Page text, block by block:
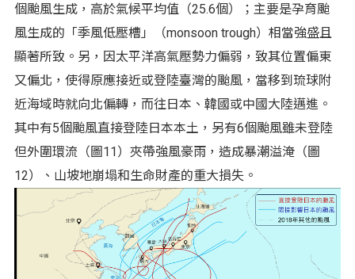
個颱風生成，高於氣候平均值（25.6個）；主要是孕育颱
風生成的「季風低壓槽」（monsoon trough）相當強盛且
顯著所致。另，因太平洋高氣壓勢力偏弱，致其位置偏東
又偏北，使得原應接近或登陸臺灣的颱風，當移到琉球附
近海域時就向北偏轉，而往日本、韓國或中國大陸邁進。
其中有5個颱風直接登陸日本本土，另有6個颱風雖未登陸
但外圍環流（圖11）夾帶強風豪雨，造成暴潮溢淹（圖
12）、山坡地崩塌和生命財產的重大損失。